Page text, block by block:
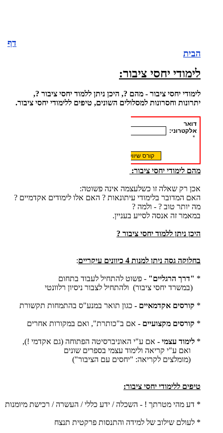
דף
הבית
לימודי יחסי ציבור:
לימודי יחסי ציבור - מהם ?, היכן ניתן ללמוד יחסי ציבור ?,
יתרונות וחסרונות למסלולים השונים, טיפים ללימודי יחסי ציבור.
מהם לימודי יחסי ציבור:
אכן רק שאלה זו כשלעצמה אינה פשוטה:
האם המדובר בלימודי עיתונאות ? האם אלו לימודים אקדמיים ?
מה יותר טוב ? - ולמה ?
במאמר זה אנסה לסייע בעניין.
היכן ניתן ללמוד יחסי ציבור ?
בחלוקה גסה ניתן למנות 4 כיוונים עיקריים :
* "דרך הרגליים" - פשוט להתחיל לעבוד בתחום
(במשרד יחסי ציבור) ולהתחיל לצבור ניסיון רלוונטי
* קורסים אקדמאיים - כגון תואר במנע"ס בהתמחות תקשורת
* קורסים מקצועיים - אם ב"כותרת", ואם במקורות אחרים
* לימוד עצמי - אם ע"י האוניברסיטה הפתוחה (גם אקדמי !),
ואם ע"י קריאה ולימוד עצמי בספרים שונים
(מומלצים לקריאה: "יחסים עם הציבור")
טיפים ללימודי יחסי ציבור:
* דע מהי מטרתך ! - השכלה / ידע כללי / העשרה / רכישת מיומנות
* לעולם שילוב של למידה והתנסות פרקטית תנצח